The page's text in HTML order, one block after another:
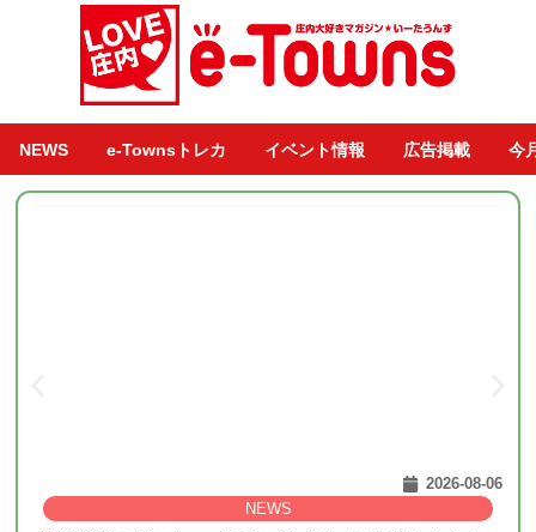
NEWS e-Townsトレカ イベント情報 広告掲載 今
2026-08-06
NEWS